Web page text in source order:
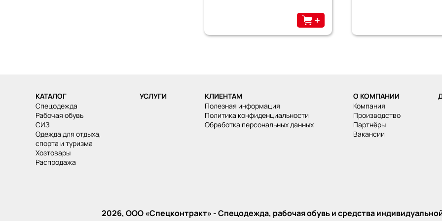
КАТАЛОГ
спецодежда
рабочая обувь
СИЗ
одежда для отдыха,
спорта и туризма
хозтовары
распродажа
УСЛУГИ
КЛИЕНТАМ
Полезная информация
Политика конфиденциальности
Обработка персональных данных
О КОМПАНИИ
Компания
Производство
Партнёры
Вакансии
2026, ООО «‎Спецконтракт» - Спецодежда, рабочая обувь и средства